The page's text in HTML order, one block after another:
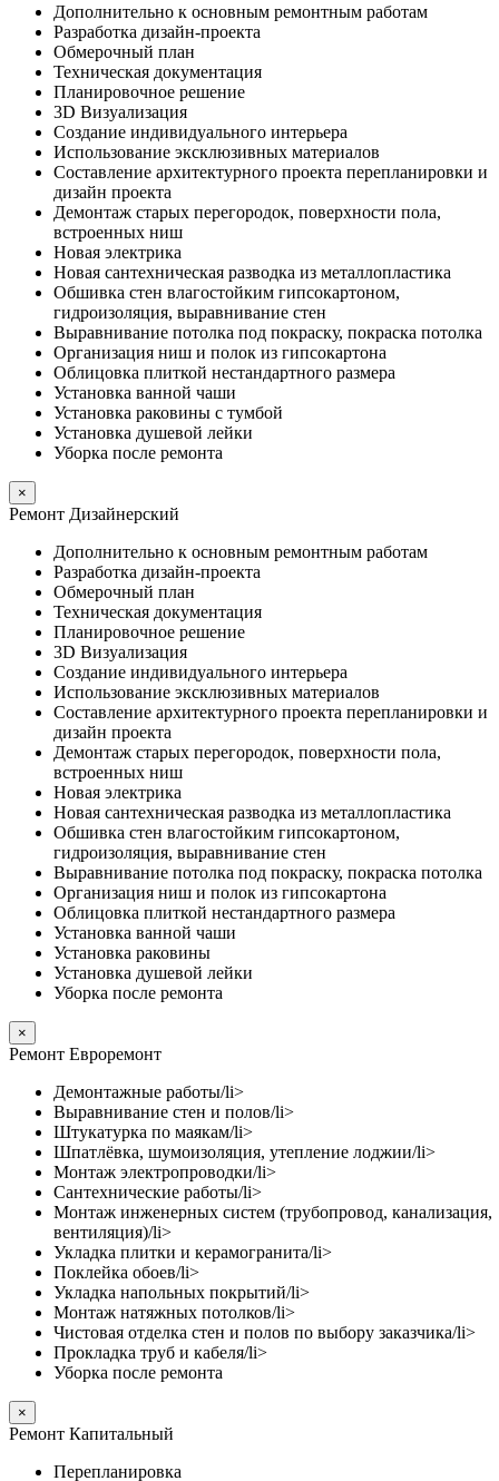
Дополнительно к основным ремонтным работам
Разработка дизайн-проекта
Обмерочный план
Техническая документация
Планировочное решение
3D Визуализация
Создание индивидуального интерьера
Использование эксклюзивных материалов
Составление архитектурного проекта перепланировки и
дизайн проекта
Демонтаж старых перегородок, поверхности пола,
встроенных ниш
Новая электрика
Новая сантехническая разводка из металлопластика
Обшивка стен влагостойким гипсокартоном,
гидроизоляция, выравнивание стен
Выравнивание потолка под покраску, покраска потолка
Организация ниш и полок из гипсокартона
Облицовка плиткой нестандартного размера
Установка ванной чаши
Установка раковины с тумбой
Установка душевой лейки
Уборка после ремонта
×
Ремонт Дизайнерский
Дополнительно к основным ремонтным работам
Разработка дизайн-проекта
Обмерочный план
Техническая документация
Планировочное решение
3D Визуализация
Создание индивидуального интерьера
Использование эксклюзивных материалов
Составление архитектурного проекта перепланировки и
дизайн проекта
Демонтаж старых перегородок, поверхности пола,
встроенных ниш
Новая электрика
Новая сантехническая разводка из металлопластика
Обшивка стен влагостойким гипсокартоном,
гидроизоляция, выравнивание стен
Выравнивание потолка под покраску, покраска потолка
Организация ниш и полок из гипсокартона
Облицовка плиткой нестандартного размера
Установка ванной чаши
Установка раковины
Установка душевой лейки
Уборка после ремонта
×
Ремонт Евроремонт
Демонтажные работы/li>
Выравнивание стен и полов/li>
Штукатурка по маякам/li>
Шпатлёвка, шумоизоляция, утепление лоджии/li>
Монтаж электропроводки/li>
Сантехнические работы/li>
Монтаж инженерных систем (трубопровод, канализация,
вентиляция)/li>
Укладка плитки и керамогранита/li>
Поклейка обоев/li>
Укладка напольных покрытий/li>
Монтаж натяжных потолков/li>
Чистовая отделка стен и полов по выбору заказчика/li>
Прокладка труб и кабеля/li>
Уборка после ремонта
×
Ремонт Капитальный
Перепланировка